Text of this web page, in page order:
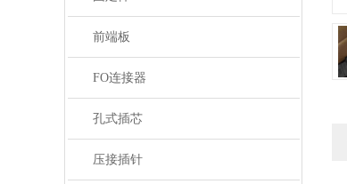
前端板
FO连接器
孔式插芯
压接插针